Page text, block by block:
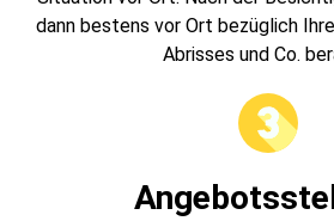
dann bestens vor Ort bezüglich
Abrisses und Co.